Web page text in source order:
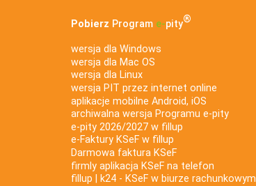
Pobierz Program e‑pity®
wersja dla Windows
wersja dla Mac OS
wersja dla Linux
wersja PIT przez internet online
aplikacje mobilne Android, iOS
archiwalna wersja Programu e-pity
e-pity 2026/2027 w fillup
e‑Faktury KSeF w fillup
Darmowa faktura KSeF
firmly aplikacja KSeF na telefon
fillup | k24 - KSeF w biurze rachunkowym